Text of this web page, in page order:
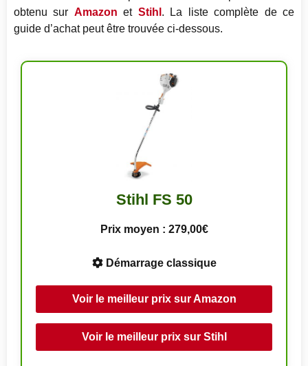
obtenu sur Amazon et Stihl . La liste complète de ce
guide d’achat peut être trouvée ci-dessous.
Stihl FS 50
Prix moyen : 279,00€
Démarrage classique
Voir le meilleur prix sur Amazon
Voir le meilleur prix sur Stihl